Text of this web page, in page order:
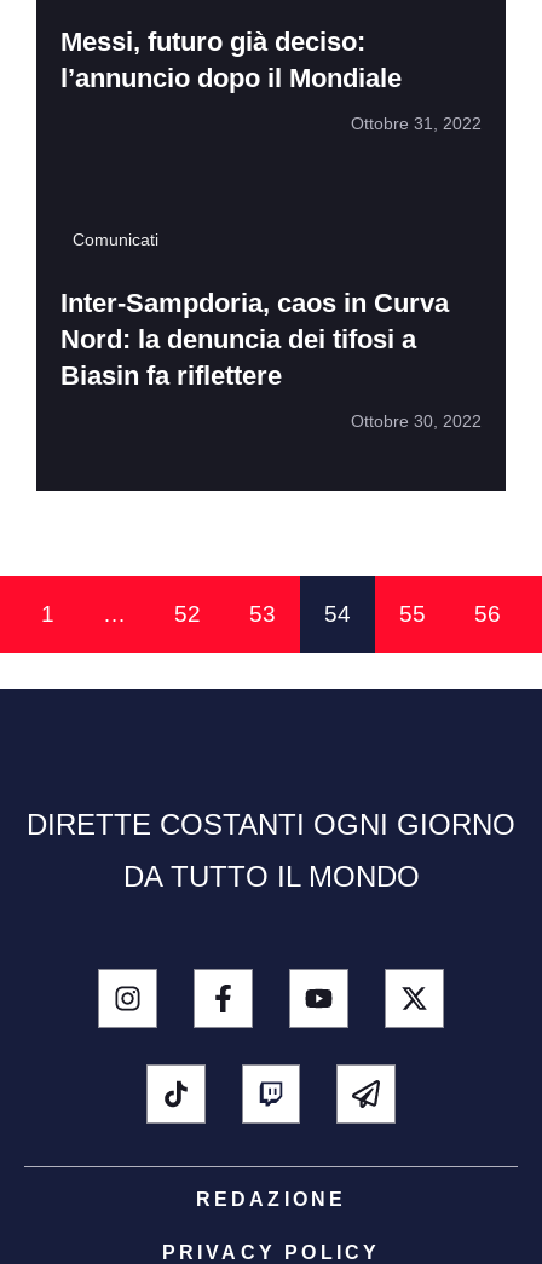
Messi, futuro già deciso:
l’annuncio dopo il Mondiale
Ottobre 31, 2022
Comunicati
Inter-Sampdoria, caos in Curva
Nord: la denuncia dei tifosi a
Biasin fa riflettere
Ottobre 30, 2022
1 … 52 53 54 55 56
DIRETTE COSTANTI OGNI GIORNO
DA TUTTO IL MONDO
REDAZIONE
PRIVACY POLICY